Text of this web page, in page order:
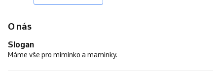
O nás
Slogan
Máme vše pro miminko a maminky.